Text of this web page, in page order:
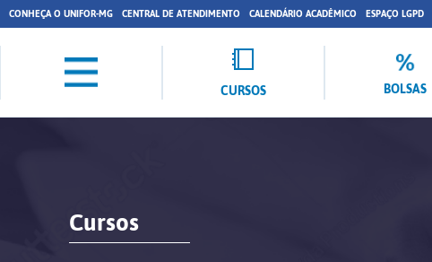
CONHEÇA O UNIFOR-MG CENTRAL DE ATENDIMENTO CALENDÁRIO ACADÊMICO ESPAÇO LGPD
CURSOS BOLSAS
Cursos